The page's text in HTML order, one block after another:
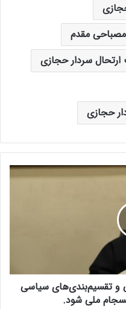
مصباحی مقدم
ارتحال سردار حجازی
حجازی
و تقسیم‌بندی‌های سیاسی
ملی شود.